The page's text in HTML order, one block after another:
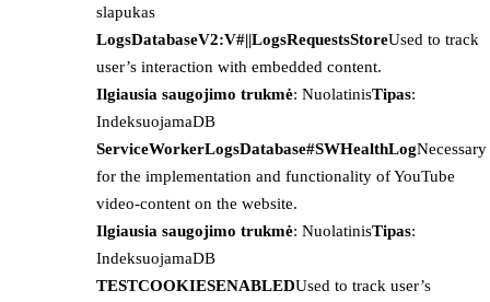
slapukas
LogsDatabaseV2:V#||LogsRequestsStoreUsed to track
user’s interaction with embedded content.
Ilgiausia saugojimo trukmė: NuolatinisTipas:
IndeksuojamaDB
ServiceWorkerLogsDatabase#SWHealthLogNecessary
for the implementation and functionality of YouTube
video-content on the website.
Ilgiausia saugojimo trukmė: NuolatinisTipas:
IndeksuojamaDB
TESTCOOKIESENABLEDUsed to track user’s